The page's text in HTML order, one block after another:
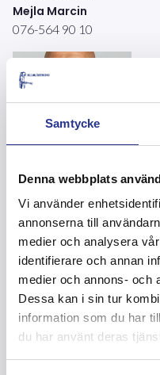
Samtycke
Denna webbplats
Vi använder
annonserna till
medier och analysera
identifierare och annan
medier och annons- och
Dessa kan i sin tur
information som du har
du har använt deras
Mejla Marcin
076-564 90 10
Ryszard Klopotowski
Ytbehandlingsspecialist
Lagbas Entreprenad
Mejla Ryszard
070-719 88 19
Om
inom yt-